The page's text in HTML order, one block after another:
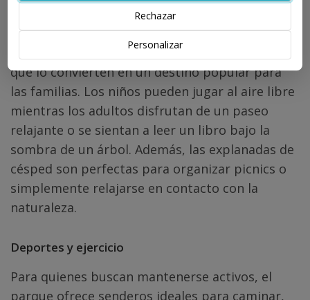
El parque cuenta con áreas de juegos infantiles
que lo convierten en un destino popular para
las familias. Los niños pueden jugar al aire libre
mientras los adultos disfrutan de un paseo
relajante o se sientan a leer un libro bajo la
sombra de un árbol. Además, las explanadas de
césped son perfectas para organizar picnics o
simplemente relajarse en contacto con la
naturaleza.
Deportes y ejercicio
Para quienes buscan mantenerse activos, el
parque ofrece senderos ideales para caminar,
Personalizar
Rechazar